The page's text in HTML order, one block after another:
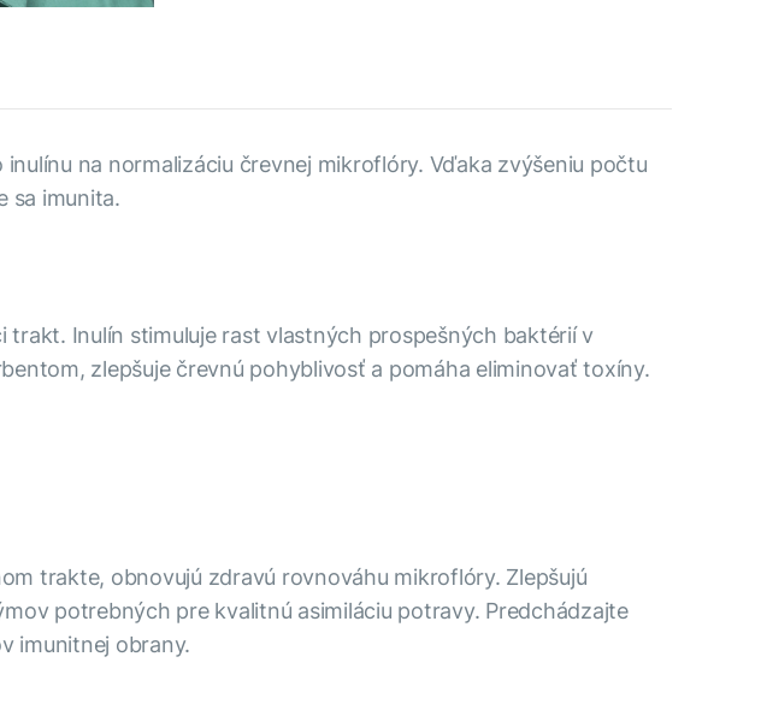
na normalizáciu črevnej mikroflóry. Vďaka zvýšeniu počtu
sa imunita.
Inulín stimuluje rast vlastných prospešných baktérií v
zlepšuje črevnú pohyblivosť a pomáha eliminovať toxíny.
trakte, obnovujú zdravú rovnováhu mikroflóry. Zlepšujú
potrebných pre kvalitnú asimiláciu potravy. Predchádzajte
imunitnej obrany.